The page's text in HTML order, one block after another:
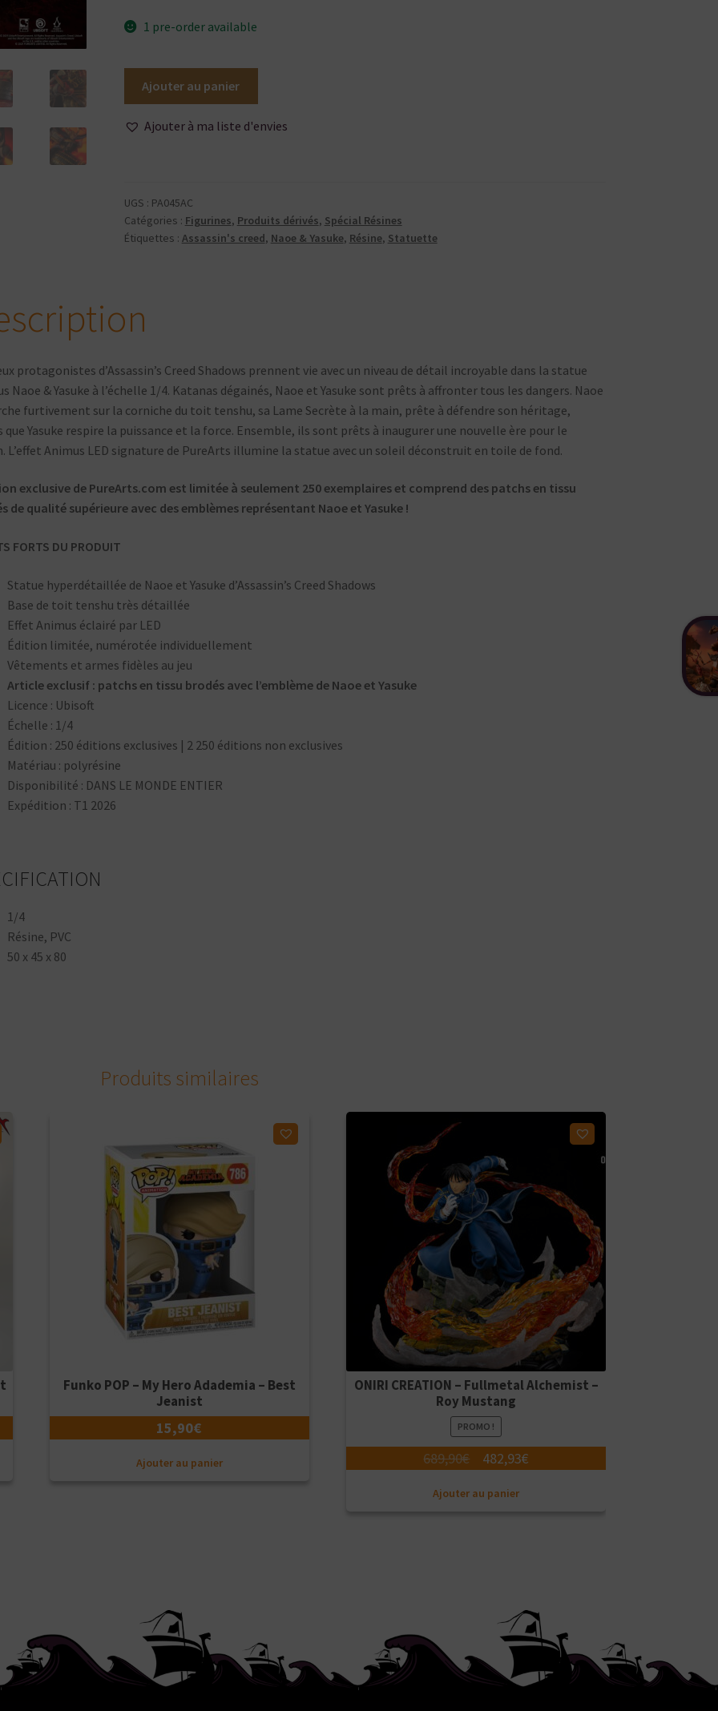
1 pre-order available
Arts
Creed
Shadows
-
Ajouter au panier
Ajouter à ma liste d'envies
UGS : PA045AC
Catégories : Figurines, Produits dérivés, Spécial Résines
Étiquettes : Assassin's creed, Naoe & Yasuke, Résine, Statuette
protagonistes d’Assassin’s Creed Shadows prennent vie avec un niveau de détail incroyable dans la statue
Naoe & Yasuke à l’échelle 1/4. Katanas dégainés, Naoe et Yasuke sont prêts à affronter tous les dangers. Naoe
furtivement sur la corniche du toit tenshu, sa Lame Secrète à la main, prête à défendre son héritage,
que Yasuke respire la puissance et la force. Ensemble, ils sont prêts à inaugurer une nouvelle ère pour le
L’effet Animus LED signature de PureArts illumine la statue avec un soleil déconstruit en toile de fond.
exclusive de PureArts.com est limitée à seulement 250 exemplaires et comprend des patchs en tissu
de qualité supérieure avec des emblèmes représentant Naoe et Yasuke !
FORTS DU PRODUIT
Statue hyperdétaillée de Naoe et Yasuke d’Assassin’s Creed Shadows
Base de toit tenshu très détaillée
Effet Animus éclairé par LED
Édition limitée, numérotée individuellement
Vêtements et armes fidèles au jeu
Article exclusif : patchs en tissu brodés avec l’emblème de Naoe et Yasuke
Licence : Ubisoft
Échelle : 1/4
Édition : 250 éditions exclusives | 2 250 éditions non exclusives
Matériau : polyrésine
Disponibilité : DANS LE MONDE ENTIER
Expédition : T1 2026
1/4
Résine, PVC
50 x 45 x 80
Produits similaires
Funko POP – My Hero Adademia – Best
Jeanist
15,90€
Ajouter au panier
ONIRI CREATION – Fullmetal Alchemist –
Roy Mustang
PROMO !
689,90€
Le
initial
482,93€Le
Ajouter au panier
Ajouter à ma liste d'envies